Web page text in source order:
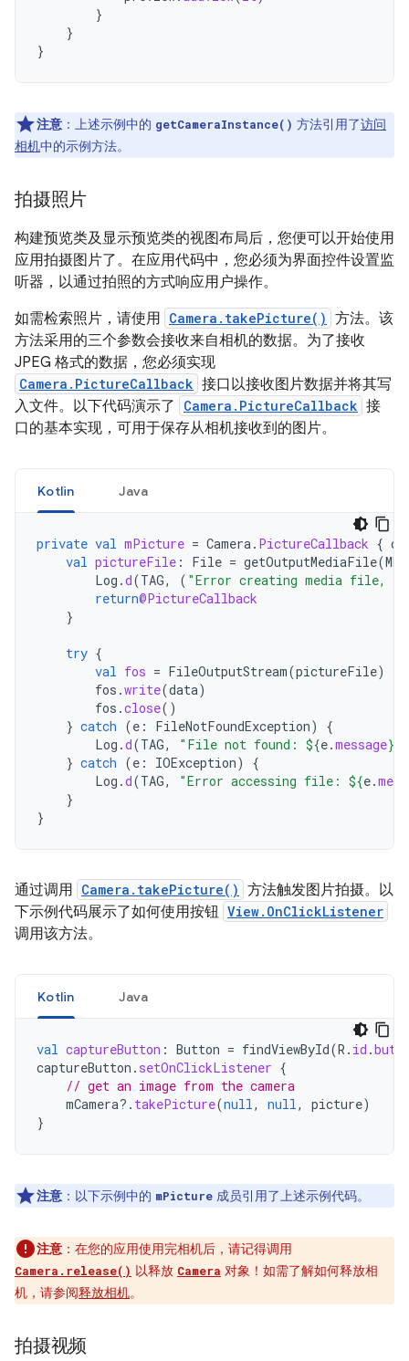
}
}
}
注意 ：上述示例中的 getCameraInstance() 方法引用了访问
相机中的示例方法。
拍摄照片
构建预览类及显示预览类的视图布局后，您便可以开始使用
应用拍摄图片了。在应用代码中，您必须为界面控件设置监
听器，以通过拍照的方式响应用户操作。
如需检索照片，请使用 Camera.takePicture() 方法。该
方法采用的三个参数会接收来自相机的数据。为了接收
JPEG 格式的数据，您必须实现
Camera.PictureCallback 接口以接收图片数据并将其写
入文件。以下代码演示了
Camera.PictureCallback 接
口的基本实现，可用于保存从相机接收到的图片。
Kotlin Java
private val mPicture = Camera. PictureCallback {
val pictureFile : File = getOutputMediaFile(
Log .d(TAG, ( "Error creating media file,
return@PictureCallback
}
try {
val fos = FileOutputStream(pictureFile)
fos .write(data)
fos .close()
} catch (e : FileNotFoundException)
{
Log .d(TAG, "File not found: ${e.message}
} catch (e : IOException)
{
Log .d(TAG, "Error accessing file: ${e.
}
}
通过调用 Camera.takePicture() 方法触发图片拍摄。以
下示例代码展示了如何使用按钮 View.OnClickListener
调用该方法。
Kotlin Java
val captureButton : Button = findViewById(R . id .
captureButton . setOnClickListener {
// get an image from the camera
mCamera?. takePicture(null, null, picture)
}
注意 ：以下示例中的 mPicture 成员引用了上述示例代码。
注意 ：在您的应用使用完相机后，请记得调用
Camera.release() 以释放 Camera 对象！如需了解如何释放相
机，请参阅释放相机。
拍摄视频